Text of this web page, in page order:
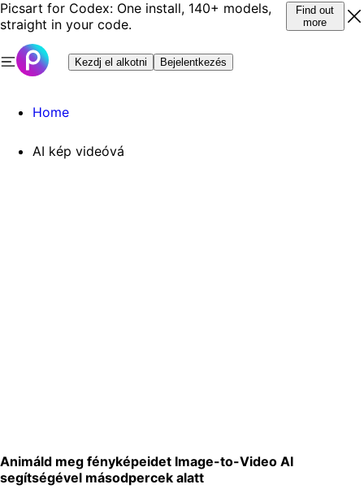
Picsart for Codex: One install, 140+ models,
straight in your code.
Find out
more
Kezdj el alkotni Bejelentkezés
Home
AI kép videóvá
Animáld meg fényképeidet Image-to-Video AI
segítségével másodpercek alatt